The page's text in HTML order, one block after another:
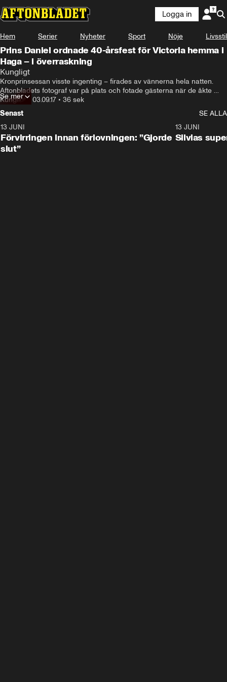
Logga in
Hem Serier Nyheter Sport Nöje Livsstil
Prins Daniel ordnade 40-årsfest för Victoria hemma i
Haga – i överraskning
Kungligt
Kronprinsessan visste ingenting – firades av vännerna hela natten.
Aftonbladets fotograf var på plats och fotade gästerna när de åkte
hem i natten – se bilderna!
Kungligt• 03.09.17 • 36 sek
Se mer
Senast
SE ALLA
13 JUNI
Förvirringen innan förlovningen: ”Gjorde
slut”
13 JUNI
Silvias